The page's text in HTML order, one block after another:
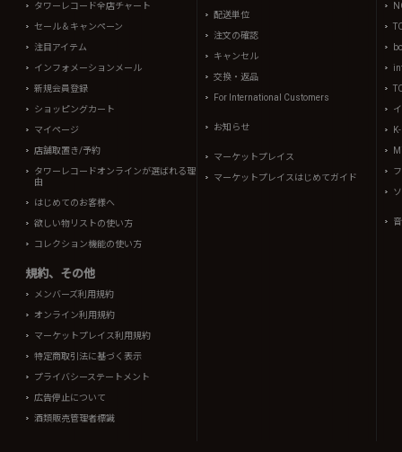
タワーレコード全店チャート
セール＆キャンペーン
注目アイテム
インフォメーションメール
新規会員登録
ショッピングカート
マイページ
店舗取置き/予約
タワーレコードオンラインが選ばれる理
由
はじめてのお客様へ
欲しい物リストの使い方
コレクション機能の使い方
規約、その他
メンバーズ利用規約
オンライン利用規約
マーケットプレイス利用規約
特定商取引法に基づく表示
プライバシーステートメント
広告停止について
酒類販売管理者標識
配送単位
注文の確認
キャンセル
交換・返品
For International Customers
お知らせ
マーケットプレイス
マーケットプレイスはじめてガイド